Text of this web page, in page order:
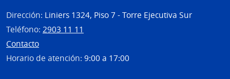
Dirección: Liniers 1324, Piso 7 - Torre Ejecutiva Sur
Teléfono: 2903 11 11
Contacto
Horario de atención: 9:00 a 17:00